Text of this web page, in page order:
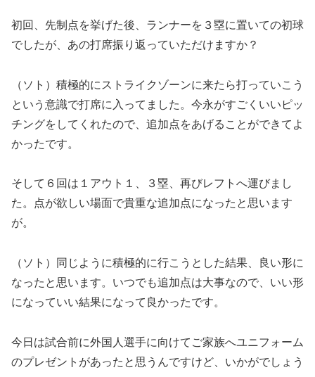
初回、先制点を挙げた後、ランナーを３塁に置いての初球
でしたが、あの打席振り返っていただけますか？
（ソト）積極的にストライクゾーンに来たら打っていこう
という意識で打席に入ってました。今永がすごくいいピッ
チングをしてくれたので、追加点をあげることができてよ
かったです。
そして６回は１アウト１、３塁、再びレフトへ運びまし
た。点が欲しい場面で貴重な追加点になったと思います
が。
（ソト）同じように積極的に行こうとした結果、良い形に
なったと思います。いつでも追加点は大事なので、いい形
になっていい結果になって良かったです。
今日は試合前に外国人選手に向けてご家族へユニフォーム
のプレゼントがあったと思うんですけど、いかがでしょう